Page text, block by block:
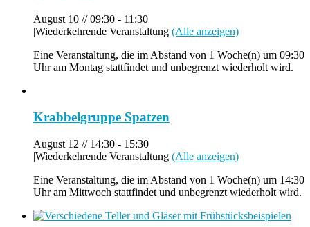
August 10 // 09:30 - 11:30
|Wiederkehrende Veranstaltung (Alle anzeigen)
Eine Veranstaltung, die im Abstand von 1 Woche(n) um 09:30
Uhr am Montag stattfindet und unbegrenzt wiederholt wird.
Krabbelgruppe Spatzen
August 12 // 14:30 - 15:30
|Wiederkehrende Veranstaltung (Alle anzeigen)
Eine Veranstaltung, die im Abstand von 1 Woche(n) um 14:30
Uhr am Mittwoch stattfindet und unbegrenzt wiederholt wird.